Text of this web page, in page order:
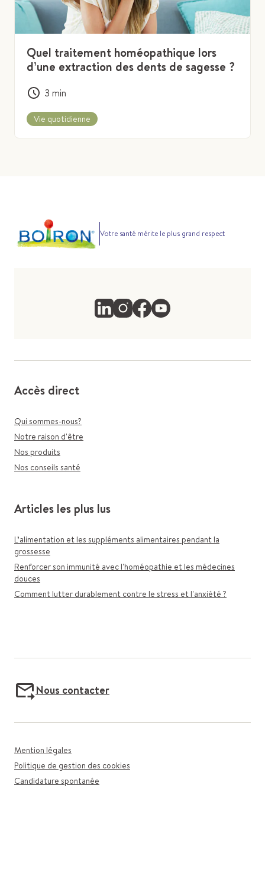
Quel traitement homéopathique lors
d’une extraction des dents de sagesse ?
3 min
Vie quotidienne
Votre santé mérite le plus grand respect
Accès direct
Qui sommes-nous?
Notre raison d'être
Nos produits
Nos conseils santé
Articles les plus lus
L’alimentation et les suppléments alimentaires pendant la
grossesse
Renforcer son immunité avec l'homéopathie et les médecines
douces
Comment lutter durablement contre le stress et l'anxiété ?
Nous contacter
Mention légales
Politique de gestion des cookies
Candidature spontanée